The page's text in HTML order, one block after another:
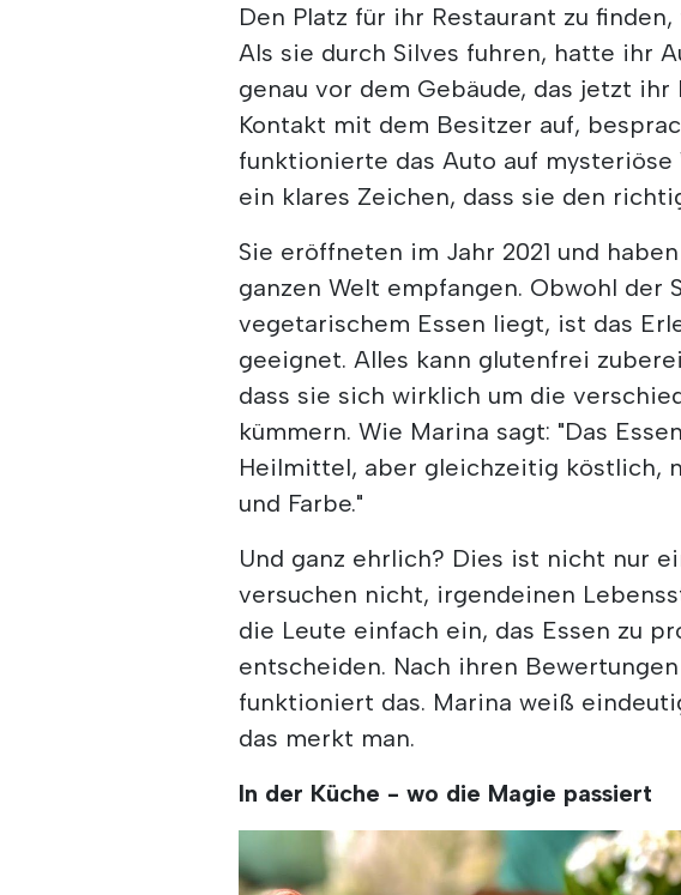
Den Platz für ihr Restaurant zu
Als sie durch Silves fuhren, hatte ihr
genau vor dem Gebäude, das jetzt ihr
Kontakt mit dem Besitzer auf,
funktionierte das Auto auf mysteriöse
ein klares Zeichen, dass sie den
Sie eröffneten im Jahr 2021 und
ganzen Welt empfangen. Obwohl der
vegetarischem Essen liegt, ist das
geeignet. Alles kann glutenfrei
dass sie sich wirklich um die
kümmern. Wie Marina sagt: "Das
Heilmittel, aber gleichzeitig köstlich,
und Farbe."
Und ganz ehrlich? Dies ist nicht nur
versuchen nicht, irgendeinen
die Leute einfach ein, das Essen zu
entscheiden. Nach ihren
funktioniert das. Marina weiß
das merkt man.
In der Küche - wo die Magie passiert